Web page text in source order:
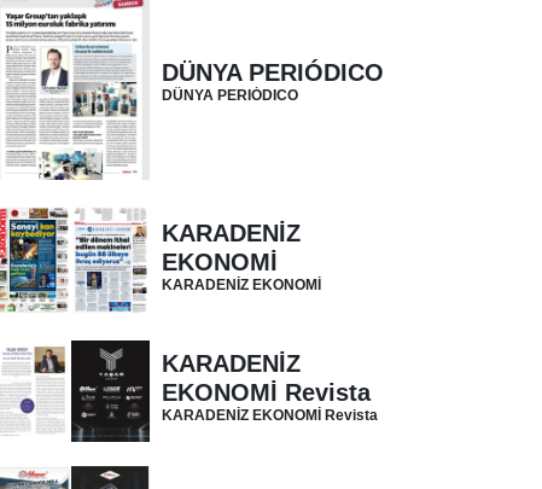
DÜNYA PERIÓDICO
DÜNYA PERIÓDICO
KARADENİZ
EKONOMİ
KARADENİZ EKONOMİ
KARADENİZ
EKONOMİ Revista
KARADENİZ EKONOMİ Revista